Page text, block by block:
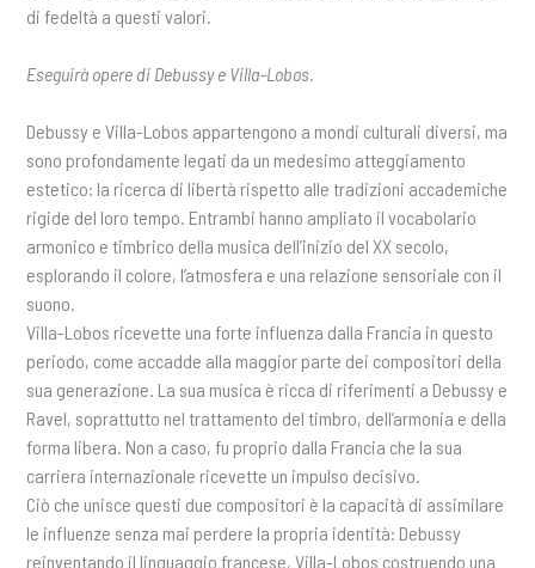
di fedeltà a questi valori.
Eseguirà opere di Debussy e Villa-Lobos.
Debussy e Villa-Lobos appartengono a mondi culturali diversi, ma
sono profondamente legati da un medesimo atteggiamento
estetico: la ricerca di libertà rispetto alle tradizioni accademiche
rigide del loro tempo. Entrambi hanno ampliato il vocabolario
armonico e timbrico della musica dell’inizio del XX secolo,
esplorando il colore, l’atmosfera e una relazione sensoriale con il
suono.
Villa-Lobos ricevette una forte influenza dalla Francia in questo
periodo, come accadde alla maggior parte dei compositori della
sua generazione. La sua musica è ricca di riferimenti a Debussy e
Ravel, soprattutto nel trattamento del timbro, dell’armonia e della
forma libera. Non a caso, fu proprio dalla Francia che la sua
carriera internazionale ricevette un impulso decisivo.
Ciò che unisce questi due compositori è la capacità di assimilare
le influenze senza mai perdere la propria identità: Debussy
reinventando il linguaggio francese, Villa-Lobos costruendo una